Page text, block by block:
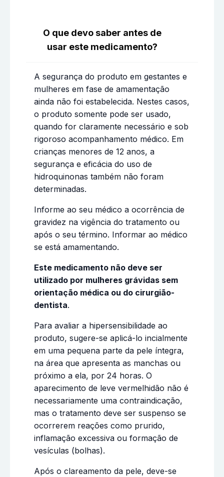
O que devo saber antes de
usar este medicamento?
A segurança do produto em gestantes e
mulheres em fase de amamentação
ainda não foi estabelecida. Nestes casos,
o produto somente pode ser usado,
quando for claramente necessário e sob
rigoroso acompanhamento médico. Em
crianças menores de 12 anos, a
segurança e eficácia do uso de
hidroquinonas também não foram
determinadas.
Informe ao seu médico a ocorrência de
gravidez na vigência do tratamento ou
após o seu término. Informar ao médico
se está amamentando.
Este medicamento não deve ser
utilizado por mulheres grávidas sem
orientação médica ou do cirurgião-
dentista.
Para avaliar a hipersensibilidade ao
produto, sugere-se aplicá-lo incialmente
em uma pequena parte da pele íntegra,
na área que apresenta as manchas ou
próximo a ela, por 24 horas. O
aparecimento de leve vermelhidão não é
necessariamente uma contraindicação,
mas o tratamento deve ser suspenso se
ocorrerem reações como prurido,
inflamação excessiva ou formação de
vesículas (bolhas).
Após o clareamento da pele, deve-se